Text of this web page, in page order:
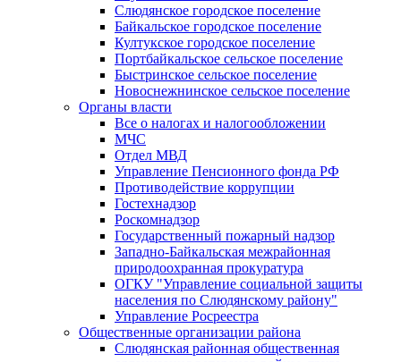
Слюдянское городское поселение
Байкальское городское поселение
Култукское городское поселение
Портбайкальское сельское поселение
Быстринское сельское поселение
Новоснежнинское сельское поселение
Органы власти
Все о налогах и налогообложении
МЧС
Отдел МВД
Управление Пенсионного фонда РФ
Противодействие коррупции
Гостехнадзор
Роскомнадзор
Государственный пожарный надзор
Западно-Байкальская межрайонная
природоохранная прокуратура
ОГКУ "Управление социальной защиты
населения по Слюдянскому району"
Управление Росреестра
Общественные организации района
Слюдянская районная общественная